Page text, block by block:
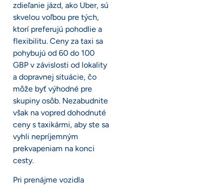
zdieľanie jázd, ako Uber, sú
skvelou voľbou pre tých,
ktorí preferujú pohodlie a
flexibilitu. Ceny za taxi sa
pohybujú od 60 do 100
GBP v závislosti od lokality
a dopravnej situácie, čo
môže byť výhodné pre
skupiny osôb. Nezabudnite
však na vopred dohodnuté
ceny s taxikármi, aby ste sa
vyhli nepríjemným
prekvapeniam na konci
cesty.
Pri prenájme vozidla